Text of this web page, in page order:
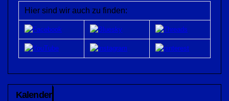
Hier sind wir auch zu finden:
Kalender